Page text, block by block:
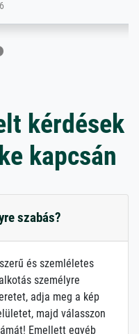
kérdések
kapcsán
szabás?
és szemléletes
személyre
adja meg a kép
majd válasszon
Emellett egyéb